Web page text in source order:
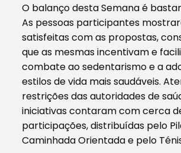
O balanço desta Semana é
As pessoas participantes
satisfeitas com as propostas,
que as mesmas incentivam e
combate ao sedentarismo e a
estilos de vida mais saudáveis.
restrições das autoridades de
iniciativas contaram com cerca
participações, distribuídas pelo
Caminhada Orientada e pelo